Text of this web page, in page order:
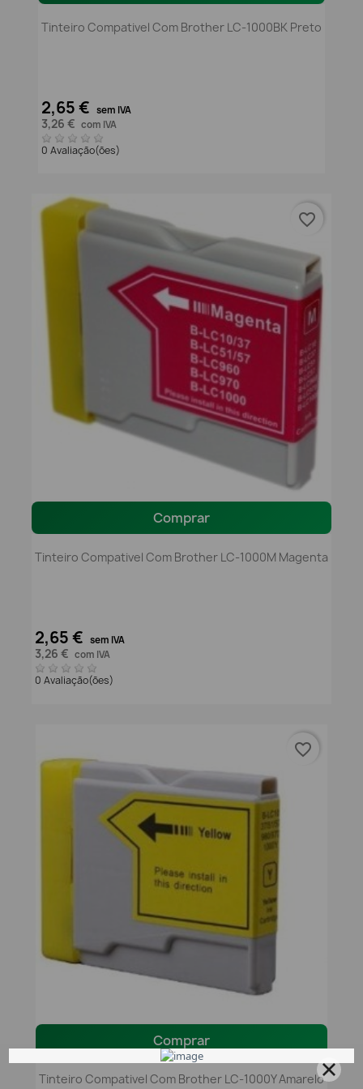
Tinteiro Compativel Com Brother LC-1000BK Preto
2,65 € sem IVA
3,26 € com IVA
0 Avaliação(ões)
Comprar
Tinteiro Compativel Com Brother LC-1000M Magenta
2,65 € sem IVA
3,26 € com IVA
0 Avaliação(ões)
favorite_border
Comprar
Tinteiro Compativel Com Brother LC-1000Y Amarelo
favorite_border